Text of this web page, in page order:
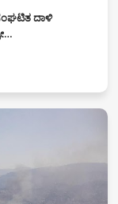
ದಾಳಿ